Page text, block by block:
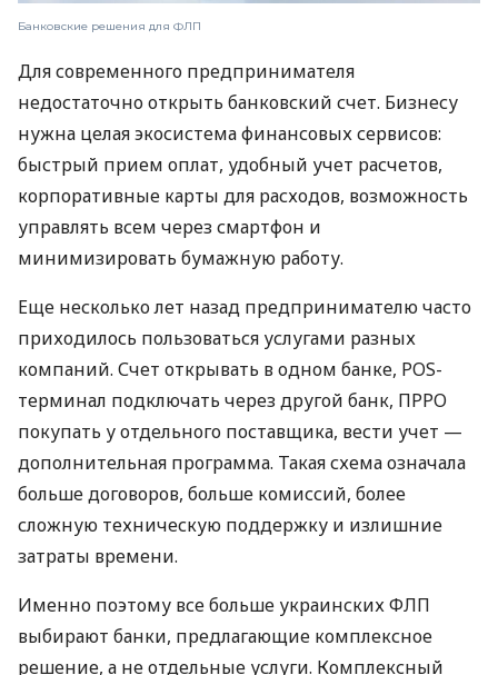
Банковские решения для ФЛП
Для современного предпринимателя
недостаточно открыть банковский счет. Бизнесу
нужна целая экосистема финансовых сервисов:
быстрый прием оплат, удобный учет расчетов,
корпоративные карты для расходов, возможность
управлять всем через смартфон и
минимизировать бумажную работу.
Еще несколько лет назад предпринимателю часто
приходилось пользоваться услугами разных
компаний. Счет открывать в одном банке, POS-
терминал подключать через другой банк, ПРРО
покупать у отдельного поставщика, вести учет —
дополнительная программа. Такая схема означала
больше договоров, больше комиссий, более
сложную техническую поддержку и излишние
затраты времени.
Именно поэтому все больше украинских ФЛП
выбирают банки, предлагающие комплексное
решение, а не отдельные услуги. Комплексный